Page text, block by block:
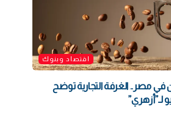
اقتصاد وبنوك
من البن في مصر.. الغرفة التجارية توضح
لـ”أزهري”